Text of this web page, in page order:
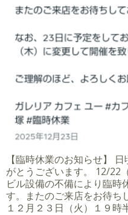
【臨時休業のお知らせ】
がとうございます。 12/22
ビル設備の不備により臨時
す。またのご来店をお待ち
１２月２３日（火）１９時